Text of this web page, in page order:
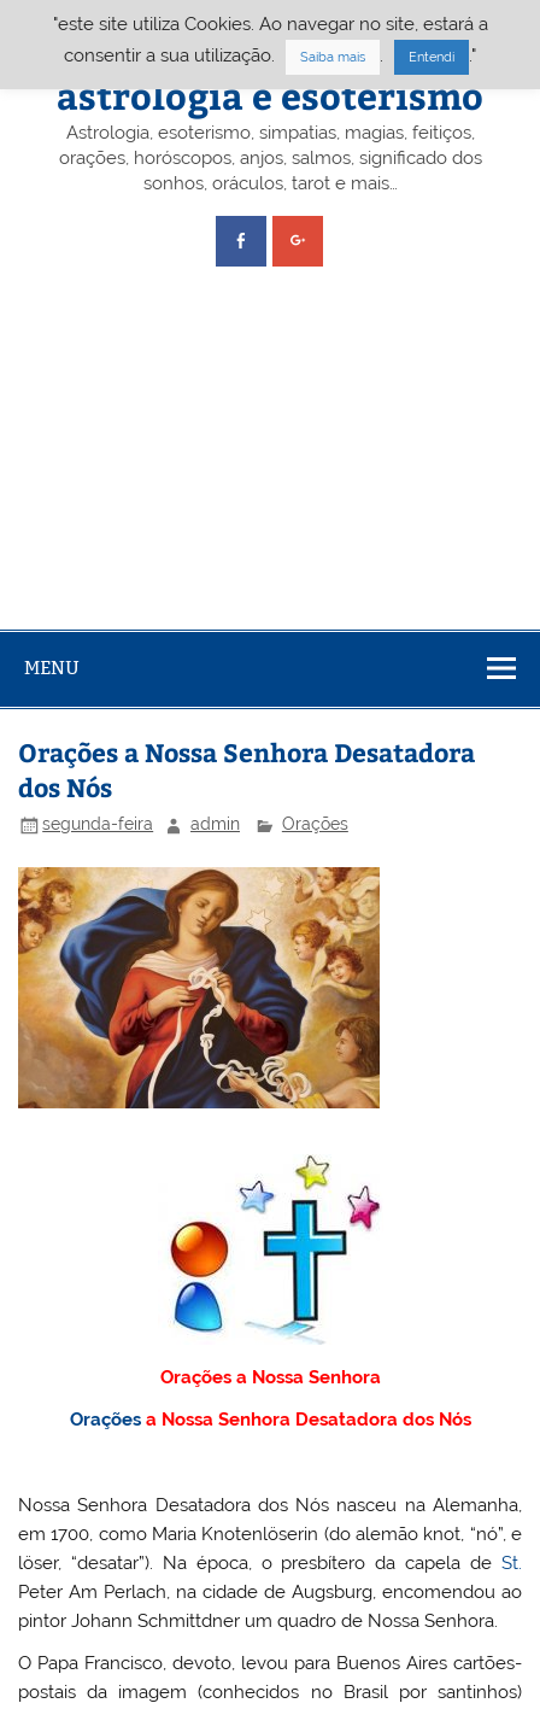
Portal A&E – Portal
astrologia e esoterismo
Astrologia, esoterismo, simpatias, magias, feitiços,
orações, horóscopos, anjos, salmos, significado dos
sonhos, oráculos, tarot e mais…
MENU
Orações a Nossa Senhora Desatadora
dos Nós
segunda-feira admin Orações
Orações a Nossa Senhora
Oraçõesa Nossa Senhora Desatadora dos Nós
Nossa Senhora Desatadora dos Nós nasceu na Alemanha,
em 1700, como Maria Knotenlöserin (do alemão knot, “nó”, e
löser, “desatar”). Na época, o presbítero da capela de St.
Peter Am Perlach, na cidade de Augsburg, encomendou ao
pintor Johann Schmittdner um quadro de Nossa Senhora.
O Papa Francisco, devoto, levou para Buenos Aires cartões-
postais da imagem (conhecidos no Brasil por santinhos)
"este site utiliza Cookies. Ao navegar no site, estará a
consentir a sua utilização.
Saiba mais Entendi ."